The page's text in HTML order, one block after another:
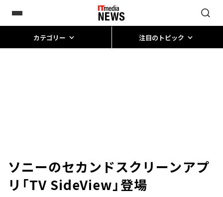
カテゴリー 注目のトピック
ソニーのセカンドスクリーンアプ
リ「TV SideView」登場